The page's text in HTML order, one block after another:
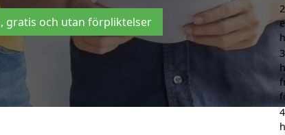
gratis och utan förpliktelser
2
3
4